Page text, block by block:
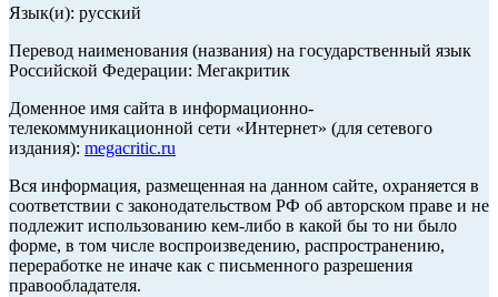
Язык(и): русский
Перевод наименования (названия) на государственный язык
Российской Федерации: Мегакритик
Доменное имя сайта в информационно-
телекоммуникационной сети «Интернет» (для сетевого
издания): megacritic.ru
Вся информация, размещенная на данном сайте, охраняется в
соответствии с законодательством РФ об авторском праве и не
подлежит использованию кем-либо в какой бы то ни было
форме, в том числе воспроизведению, распространению,
переработке не иначе как с письменного разрешения
правообладателя.